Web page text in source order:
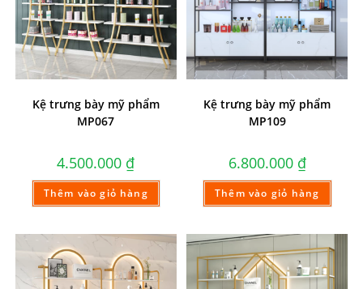
Kệ trưng bày mỹ phẩm
MP067
4.500.000 ₫
Thêm vào giỏ hàng
Kệ trưng bày mỹ phẩm
MP109
6.800.000 ₫
Thêm vào giỏ hàng